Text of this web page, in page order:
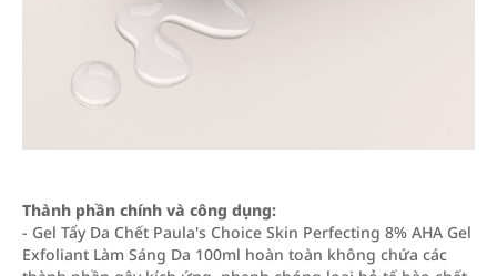
Thành phần chính và công dụng:
- Gel Tẩy Da Chết Paula's Choice Skin Perfecting 8% AHA Gel
Exfoliant Làm Sáng Da 100ml hoàn toàn không chứa các